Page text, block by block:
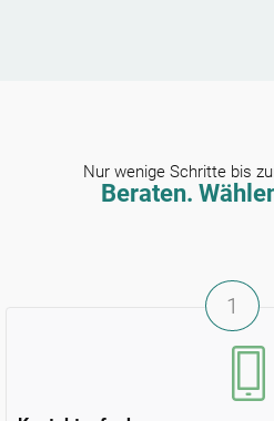
Nur wenige Schritte bis
Beraten.
1